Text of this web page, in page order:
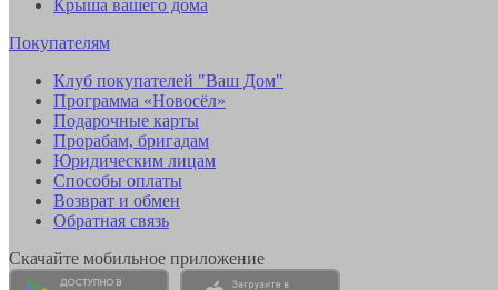
Крыша вашего дома
Покупателям
Клуб покупателей "Ваш Дом"
Программа «Новосёл»
Подарочные карты
Прорабам, бригадам
Юридическим лицам
Способы оплаты
Возврат и обмен
Обратная связь
Скачайте мобильное приложение